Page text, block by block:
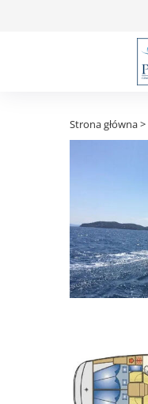
Strona główna>